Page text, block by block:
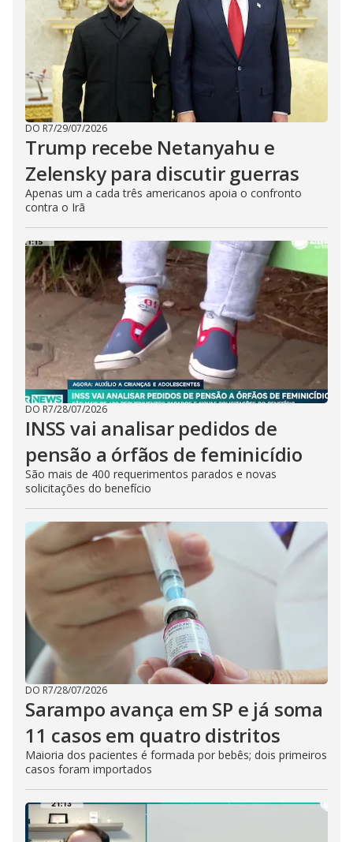
DO R7/29/07/2026
Trump recebe Netanyahu e
Zelensky para discutir guerras
Apenas um a cada três americanos apoia o confronto
contra o Irã
DO R7/28/07/2026
INSS vai analisar pedidos de
pensão a órfãos de feminicídio
São mais de 400 requerimentos parados e novas
solicitações do benefício
DO R7/28/07/2026
Sarampo avança em SP e já soma
11 casos em quatro distritos
Maioria dos pacientes é formada por bebês; dois primeiros
casos foram importados